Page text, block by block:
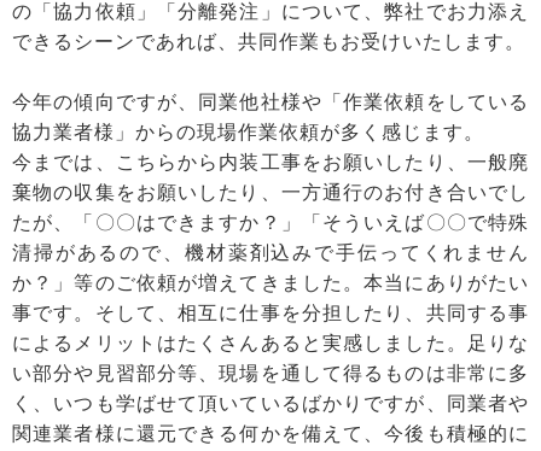
の「協力依頼」「分離発注」について、弊社でお力添え
できるシーンであれば、共同作業もお受けいたします。
今年の傾向ですが、同業他社様や「作業依頼をしている
協力業者様」からの現場作業依頼が多く感じます。
今までは、こちらから内装工事をお願いしたり、一般廃
棄物の収集をお願いしたり、一方通行のお付き合いでし
たが、「〇〇はできますか？」「そういえば〇〇で特殊
清掃があるので、機材薬剤込みで手伝ってくれません
か？」等のご依頼が増えてきました。本当にありがたい
事です。そして、相互に仕事を分担したり、共同する事
によるメリットはたくさんあると実感しました。足りな
い部分や見習部分等、現場を通して得るものは非常に多
く、いつも学ばせて頂いているばかりですが、同業者や
関連業者様に還元できる何かを備えて、今後も積極的に